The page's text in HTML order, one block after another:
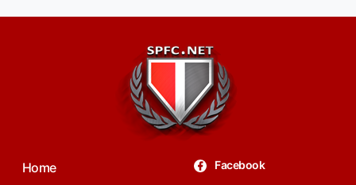
Home Facebook